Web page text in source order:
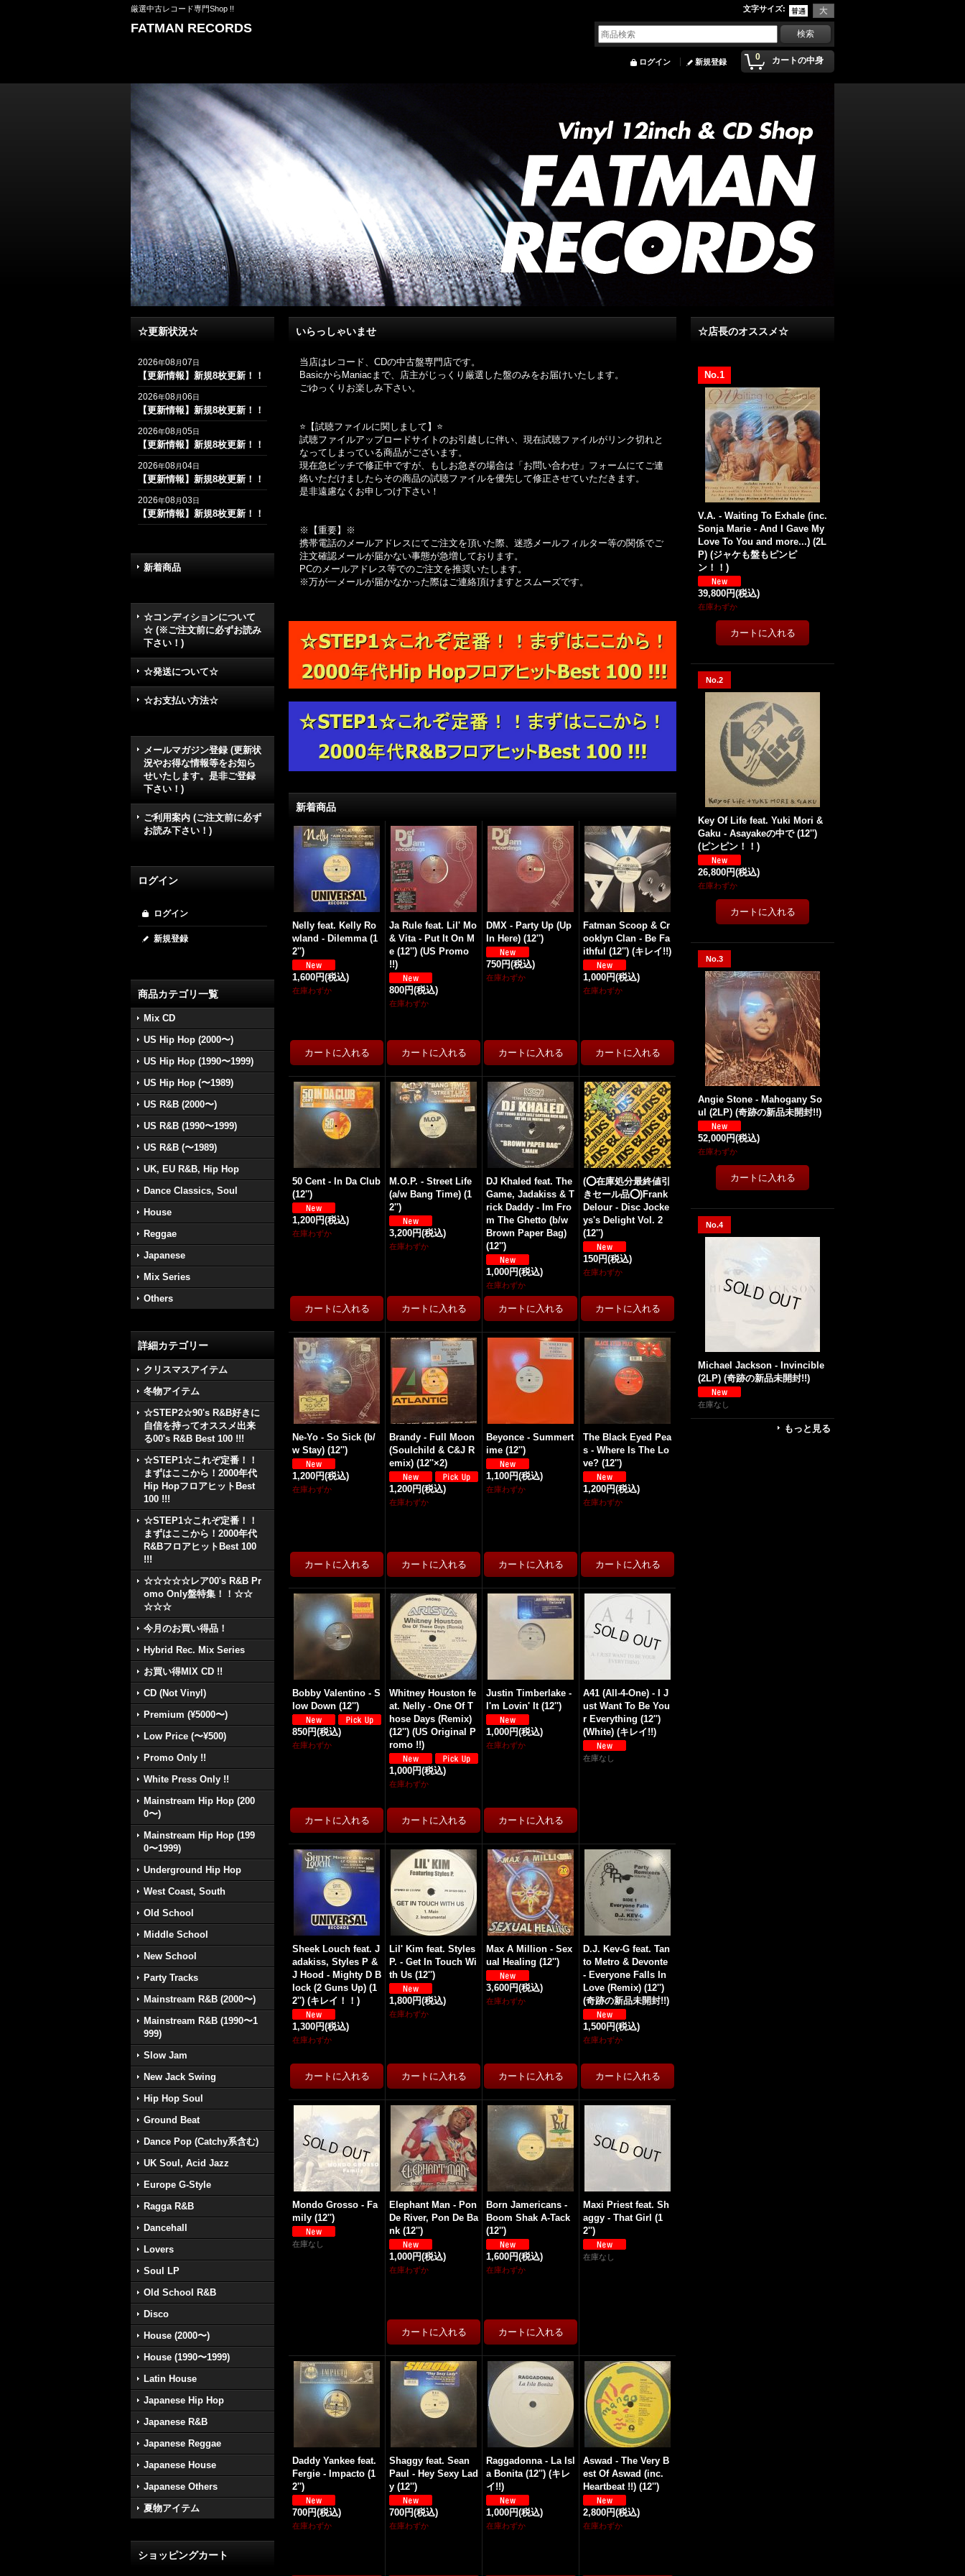
厳選中古レコード専門Shop !! 文字サイズ:
FATMAN RECORDS
0 カートの中身
ログイン 新規登録
☆更新状況☆
2026年08月07日
【更新情報】新規8枚更新！！
2026年08月06日
【更新情報】新規8枚更新！！
2026年08月05日
【更新情報】新規8枚更新！！
2026年08月04日
【更新情報】新規8枚更新！！
2026年08月03日
【更新情報】新規8枚更新！！
新着商品
☆コンディションについて
☆ (※ご注文前に必ずお読み
下さい！)
☆発送について☆
☆お支払い方法☆
メールマガジン登録 (更新状
況やお得な情報等をお知ら
せいたします。是非ご登録
下さい！)
ご利用案内 (ご注文前に必ず
お読み下さい！)
ログイン
ログイン
新規登録
商品カテゴリ一覧
Mix CD
US Hip Hop (2000〜)
US Hip Hop (1990〜1999)
US Hip Hop (〜1989)
US R&B (2000〜)
US R&B (1990〜1999)
US R&B (〜1989)
UK, EU R&B, Hip Hop
Dance Classics, Soul
House
Reggae
Japanese
Mix Series
Others
詳細カテゴリー
クリスマスアイテム
冬物アイテム
☆STEP2☆90's R&B好きに
自信を持ってオススメ出来
る00's R&B Best 100 !!!
☆STEP1☆これぞ定番！！
まずはここから！2000年代
Hip HopフロアヒットBest
100 !!!
☆STEP1☆これぞ定番！！
まずはここから！2000年代
R&BフロアヒットBest 100
!!!
☆☆☆☆☆レア00's R&B Pr
omo Only盤特集！！☆☆
☆☆☆
今月のお買い得品！
Hybrid Rec. Mix Series
お買い得MIX CD !!
CD (Not Vinyl)
Premium (¥5000〜)
Low Price (〜¥500)
Promo Only !!
White Press Only !!
Mainstream Hip Hop (200
0〜)
Mainstream Hip Hop (199
0〜1999)
Underground Hip Hop
West Coast, South
Old School
Middle School
New School
Party Tracks
Mainstream R&B (2000〜)
Mainstream R&B (1990〜1
999)
Slow Jam
New Jack Swing
Hip Hop Soul
Ground Beat
Dance Pop (Catchy系含む)
UK Soul, Acid Jazz
Europe G-Style
Ragga R&B
Dancehall
Lovers
Soul LP
Old School R&B
Disco
House (2000〜)
House (1990〜1999)
Latin House
Japanese Hip Hop
Japanese R&B
Japanese Reggae
Japanese House
Japanese Others
夏物アイテム
ショッピングカート
いらっしゃいませ
当店はレコード、CDの中古盤専門店です。
BasicからManiacまで、店主がじっくり厳選した盤のみをお届けいたします。
ごゆっくりお楽しみ下さい。
⭐️【試聴ファイルに関しまして】⭐️
試聴ファイルアップロードサイトのお引越しに伴い、現在試聴ファイルがリンク切れと
なってしまっている商品がございます。
現在急ピッチで修正中ですが、もしお急ぎの場合は「お問い合わせ」フォームにてご連
絡いただけましたらその商品の試聴ファイルを優先して修正させていただきます。
是非遠慮なくお申しつけ下さい！
※【重要】※
携帯電話のメールアドレスにてご注文を頂いた際、迷惑メールフィルター等の関係でご
注文確認メールが届かない事態が急増しております。
PCのメールアドレス等でのご注文を推奨いたします。
※万が一メールが届かなかった際はご連絡頂けますとスムーズです。
新着商品
Nelly feat. Kelly Ro
wland - Dilemma (1
2'')
1,600円(税込)
在庫わずか
Ja Rule feat. Lil' Mo
& Vita - Put It On M
e (12'') (US Promo
!!)
800円(税込)
在庫わずか
DMX - Party Up (Up
In Here) (12'')
750円(税込)
在庫わずか
Fatman Scoop & Cr
ooklyn Clan - Be Fa
ithful (12'') (キレイ!!)
1,000円(税込)
在庫わずか
50 Cent - In Da Club
(12'')
1,200円(税込)
在庫わずか
M.O.P. - Street Life
(a/w Bang Time) (1
2'')
3,200円(税込)
在庫わずか
DJ Khaled feat. The
Game, Jadakiss & T
rick Daddy - Im Fro
m The Ghetto (b/w
Brown Paper Bag)
(12'')
1,000円(税込)
在庫わずか
(⭕️在庫処分最終値引
きセール品⭕️)Frank
Delour - Disc Jocke
ys's Delight Vol. 2
(12'')
150円(税込)
在庫わずか
Ne-Yo - So Sick (b/
w Stay) (12'')
1,200円(税込)
在庫わずか
Brandy - Full Moon
(Soulchild & C&J R
emix) (12''×2)
1,200円(税込)
在庫わずか
Beyonce - Summert
ime (12'')
1,100円(税込)
在庫わずか
The Black Eyed Pea
s - Where Is The Lo
ve? (12'')
1,200円(税込)
在庫わずか
Bobby Valentino - S
low Down (12'')
850円(税込)
在庫わずか
Whitney Houston fe
at. Nelly - One Of T
hose Days (Remix)
(12'') (US Original P
romo !!)
1,000円(税込)
在庫わずか
Justin Timberlake -
I'm Lovin' It (12'')
1,000円(税込)
在庫わずか
A41 (All-4-One) - I J
ust Want To Be You
r Everything (12'')
(White) (キレイ!!)
在庫なし
Sheek Louch feat. J
adakiss, Styles P &
J Hood - Mighty D B
lock (2 Guns Up) (1
2'') (キレイ！！)
1,300円(税込)
在庫わずか
Lil' Kim feat. Styles
P. - Get In Touch Wi
th Us (12'')
1,800円(税込)
在庫わずか
Max A Million - Sex
ual Healing (12'')
3,600円(税込)
在庫わずか
D.J. Kev-G feat. Tan
to Metro & Devonte
- Everyone Falls In
Love (Remix) (12'')
(奇跡の新品未開封!!)
1,500円(税込)
在庫わずか
Mondo Grosso - Fa
mily (12'')
在庫なし
Elephant Man - Pon
De River, Pon De Ba
nk (12'')
1,000円(税込)
在庫わずか
Born Jamericans -
Boom Shak A-Tack
(12'')
1,600円(税込)
在庫わずか
Maxi Priest feat. Sh
aggy - That Girl (1
2'')
在庫なし
Daddy Yankee feat.
Fergie - Impacto (1
2'')
700円(税込)
在庫わずか
Shaggy feat. Sean
Paul - Hey Sexy Lad
y (12'')
700円(税込)
在庫わずか
Raggadonna - La Isl
a Bonita (12'') (キレ
イ!!)
1,000円(税込)
在庫わずか
Aswad - The Very B
est Of Aswad (inc.
Heartbeat !!) (12'')
2,800円(税込)
在庫わずか
☆店長のオススメ☆
No.1
V.A. - Waiting To Exhale (inc.
Sonja Marie - And I Gave My
Love To You and more...) (2L
P) (ジャケも盤もピンピ
ン！！)
39,800円(税込)
在庫わずか
No.2
Key Of Life feat. Yuki Mori &
Gaku - Asayakeの中で (12'')
(ピンピン！！)
26,800円(税込)
在庫わずか
No.3
Angie Stone - Mahogany So
ul (2LP) (奇跡の新品未開封!!)
52,000円(税込)
在庫わずか
No.4
Michael Jackson - Invincible
(2LP) (奇跡の新品未開封!!)
在庫なし
もっと見る